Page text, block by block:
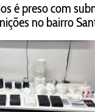
é preso com
no bairro